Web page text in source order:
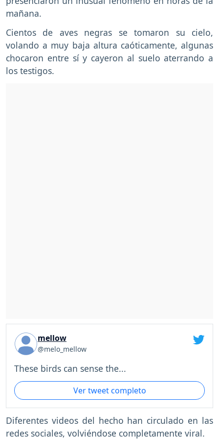
mañana.
Cientos de aves negras se tomaron su cielo,
volando a muy baja altura caóticamente, algunas
chocaron entre sí y cayeron al suelo aterrando a
los testigos.
mellow
@melo_mellow
These birds can sense the...
Ver tweet completo
Diferentes videos del hecho han circulado en las
redes sociales, volviéndose completamente viral.